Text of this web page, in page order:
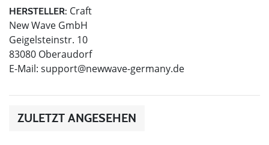
HERSTELLER: Craft
New Wave GmbH
Geigelsteinstr. 10
83080 Oberaudorf
E-Mail: support@newwave-germany.de
ZULETZT ANGESEHEN